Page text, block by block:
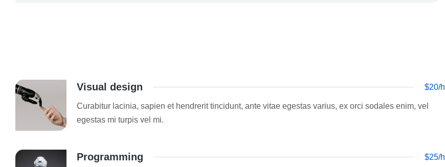
Visual design $20/h
Curabitur lacinia, sapien et hendrerit tincidunt, ante vitae egestas varius, ex orci sodales enim, vel
egestas mi turpis vel mi.
Programming $25/h